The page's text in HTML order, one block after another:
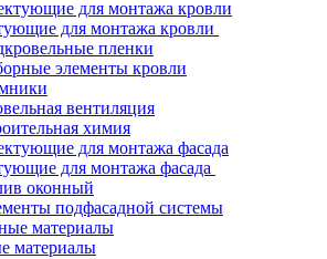
для монтажа кровли
пленки
элементы кровли
вентиляция
химия
для монтажа фасада
оконный
подфасадной системы
материалы